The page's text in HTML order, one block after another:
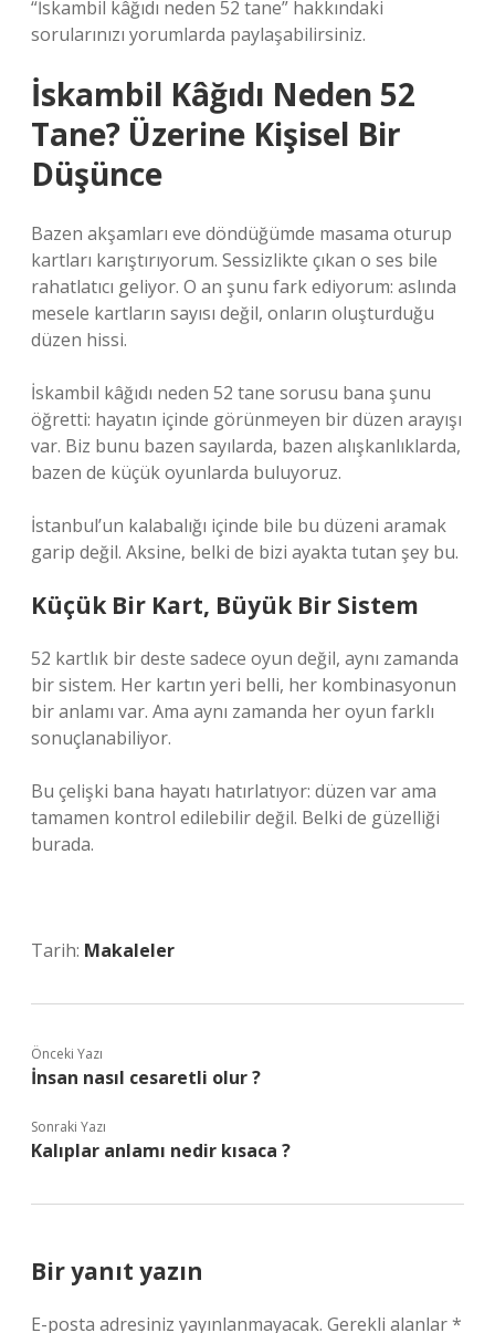
“İskambil kâğıdı neden 52 tane” hakkındaki
sorularınızı yorumlarda paylaşabilirsiniz.
İskambil Kâğıdı Neden 52
Tane? Üzerine Kişisel Bir
Düşünce
Bazen akşamları eve döndüğümde masama oturup
kartları karıştırıyorum. Sessizlikte çıkan o ses bile
rahatlatıcı geliyor. O an şunu fark ediyorum: aslında
mesele kartların sayısı değil, onların oluşturduğu
düzen hissi.
İskambil kâğıdı neden 52 tane sorusu bana şunu
öğretti: hayatın içinde görünmeyen bir düzen arayışı
var. Biz bunu bazen sayılarda, bazen alışkanlıklarda,
bazen de küçük oyunlarda buluyoruz.
İstanbul’un kalabalığı içinde bile bu düzeni aramak
garip değil. Aksine, belki de bizi ayakta tutan şey bu.
Küçük Bir Kart, Büyük Bir Sistem
52 kartlık bir deste sadece oyun değil, aynı zamanda
bir sistem. Her kartın yeri belli, her kombinasyonun
bir anlamı var. Ama aynı zamanda her oyun farklı
sonuçlanabiliyor.
Bu çelişki bana hayatı hatırlatıyor: düzen var ama
tamamen kontrol edilebilir değil. Belki de güzelliği
burada.
Tarih: Makaleler
Önceki Yazı
İnsan nasıl cesaretli olur ?
Sonraki Yazı
Kalıplar anlamı nedir kısaca ?
Bir yanıt yazın
E-posta adresiniz yayınlanmayacak. Gerekli alanlar*